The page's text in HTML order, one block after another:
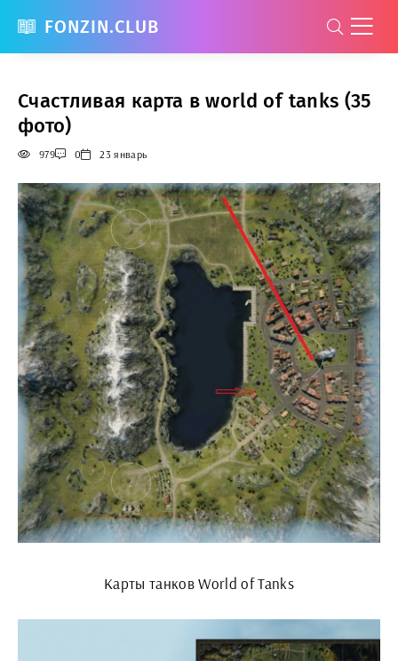
FONZIN.CLUB
Счастливая карта в world of tanks (35
фото)
979 0 23 январь
Карты танков World of Tanks